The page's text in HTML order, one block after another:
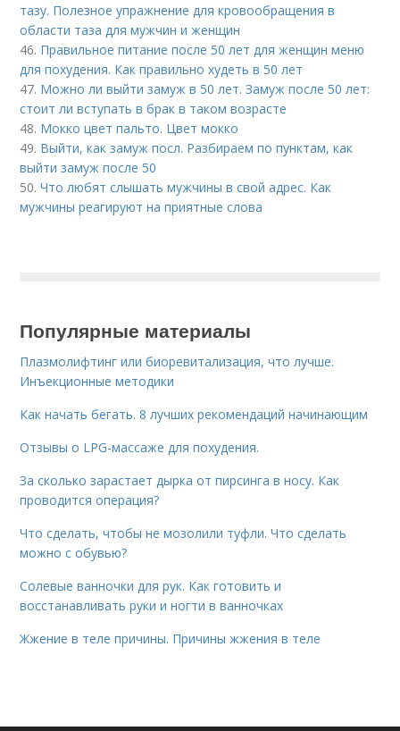
тазу. Полезное упражнение для кровообращения в
области таза для мужчин и женщин
46. Правильное питание после 50 лет для женщин меню
для похудения. Как правильно худеть в 50 лет
47. Можно ли выйти замуж в 50 лет. Замуж после 50 лет:
стоит ли вступать в брак в таком возрасте
48. Мокко цвет пальто. Цвет мокко
49. Выйти, как замуж посл. Разбираем по пунктам, как
выйти замуж после 50
50.Что любят слышать мужчины в свой адрес. Как
мужчины реагируют на приятные слова
Популярные материалы
Плазмолифтинг или биоревитализация, что лучше.
Инъекционные методики
Как начать бегать. 8 лучших рекомендаций начинающим
Отзывы о LPG-массаже для похудения.
За сколько зарастает дырка от пирсинга в носу. Как
проводится операция?
Что сделать, чтобы не мозолили туфли. Что сделать
можно с обувью?
Солевые ванночки для рук. Как готовить и
восстанавливать руки и ногти в ванночках
Жжение в теле причины. Причины жжения в теле